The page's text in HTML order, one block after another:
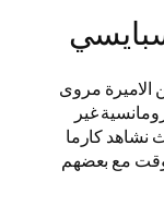
الاميرة مروى
غير
كارما
وقت مع بعضهم